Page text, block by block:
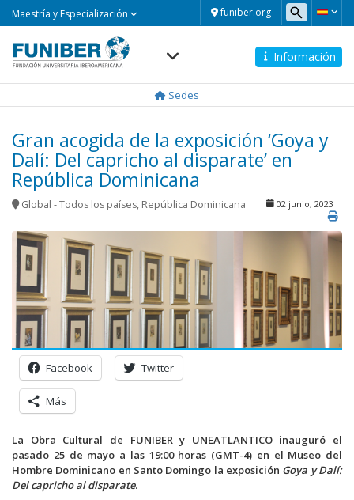
funiber.org
Maestría y Especialización
Información
Sedes
Gran acogida de la exposición ‘Goya y
Dalí: Del capricho al disparate’ en
República Dominicana
Global - Todos los países, República Dominicana 02 junio, 2023
Facebook Twitter
Más
La Obra Cultural de FUNIBER y UNEATLANTICO inauguró el
pasado 25 de mayo a las 19:00 horas (GMT-4) en el Museo del
Hombre Dominicano en Santo Domingo la exposición Goya y Dalí:
Del capricho al disparate.